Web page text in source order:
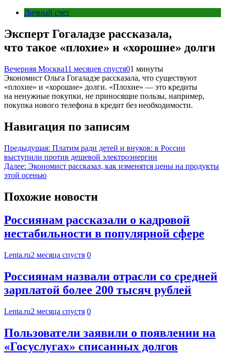
Личный счет
Эксперт Гогаладзе рассказала,
что такое «плохие» и «хорошие» долги
Вечерняя Москва11 месяцев спустя01 минуты
Экономист Ольга Гогаладзе рассказала, что существуют
«плохие» и «хорошие» долги. «Плохие» — это кредиты
на ненужные покупки, не приносящие пользы, например,
покупка нового телефона в кредит без необходимости.
Навигация по записям
Предыдущая: Платим ради детей и внуков: в России
выступили против дешевой электроэнергии
Далее: Экономист рассказал, как изменятся цены на продукты
этой осенью
Похожие новости
Россиянам рассказали о кадровой
нестабильности в популярной сфере
Lenta.ru2 месяца спустя 0
Россиянам назвали отрасли со средней
зарплатой более 200 тысяч рублей
Lenta.ru2 месяца спустя 0
Пользователи заявили о появлении на
«Госуслугах» списанных долгов